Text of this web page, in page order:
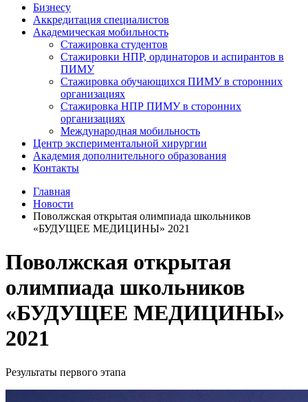
Бизнесу
Аккредитация специалистов
Академическая мобильность
Стажировка студентов
Стажировки НПР, ординаторов и аспирантов в
ПИМУ
Стажировка обучающихся ПИМУ в сторонних
организациях
Стажировка НПР ПИМУ в сторонних
организациях
Международная мобильность
Центр экспериментальной хирургии
Академия дополнительного образования
Контакты
Главная
Новости
Поволжская открытая олимпиада школьников
«БУДУЩЕЕ МЕДИЦИНЫ» 2021
Поволжская открытая
олимпиада школьников
«БУДУЩЕЕ МЕДИЦИНЫ»
2021
Результаты первого этапа